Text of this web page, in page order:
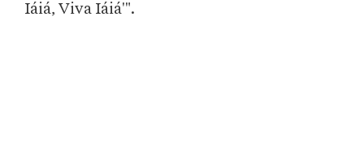
Iáiá, Viva Iáiá'".